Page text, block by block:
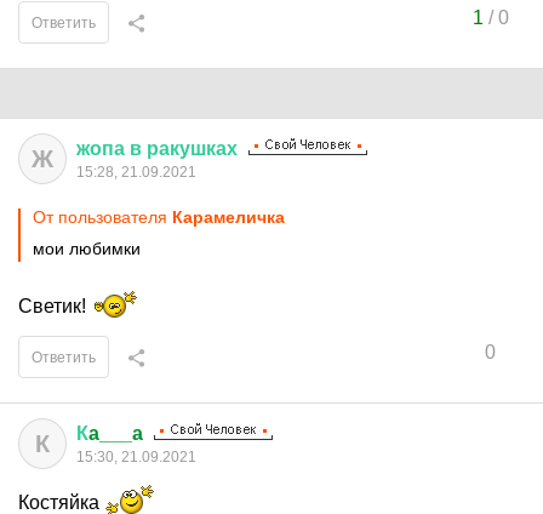
1 /0
Ответить
Ж жопа в ракушках
15:28, 21.09.2021
От пользователя Кaрaмeличкa
мои любимки
Светик!
0
Ответить
К Кa___a
15:30, 21.09.2021
Костяйка